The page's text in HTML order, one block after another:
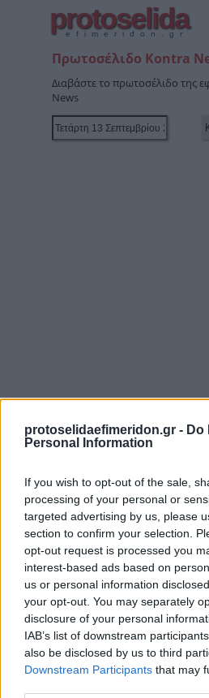
protoselidaefimeridon.gr - Do
Personal Information
If you wish to opt-out of the sale,
processing of your personal or
targeted advertising by us, please
section to confirm your selection.
opt-out request is processed you
interest-based ads based on
us or personal information
your opt-out. You may separately
disclosure of your personal
IAB’s list of downstream
also be disclosed by us to third
Downstream Participants that may
protoselida
efimeridon.gr
Πρωτοσέλιδο Kontra
Διαβάστε το πρωτοσέλιδο της
News
Προηγούμενη
On time